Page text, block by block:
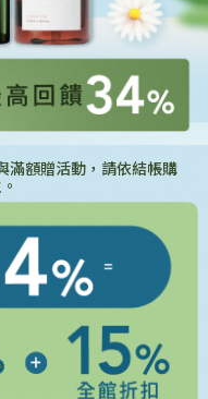
滿額贈活動，請依結帳購